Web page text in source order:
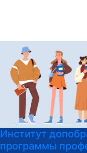
Институт
на